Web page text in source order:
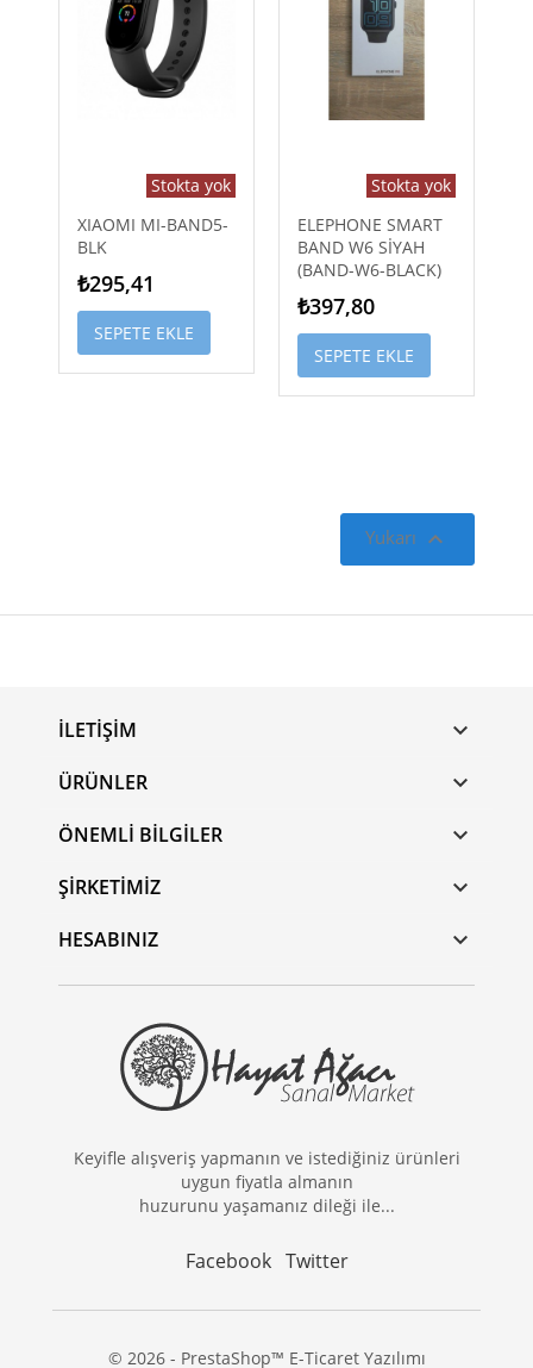
Stokta yok
XIAOMI MI-BAND5-
BLK
₺295,41
SEPETE EKLE
Stokta yok
ELEPHONE SMART
BAND W6 SİYAH
(BAND-W6-BLACK)
₺397,80
SEPETE EKLE
Yukarı 
İLETIŞIM 
ÜRÜNLER 
ÖNEMLI BILGILER 
ŞIRKETIMIZ 
HESABINIZ 
Keyifle alışveriş yapmanın ve istediğiniz ürünleri
uygun fiyatla almanın
huzurunu yaşamanız dileği ile...
Facebook Twitter
© 2026 - PrestaShop™ E-Ticaret Yazılımı